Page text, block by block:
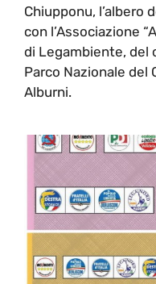
Chiupponu, l’albero
con l’Associazione
di Legambiente, del
Parco Nazionale del
Alburni.